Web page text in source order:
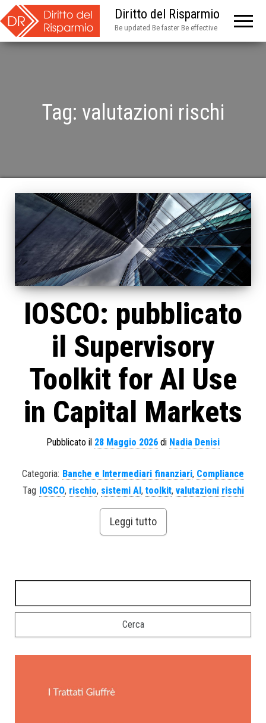
Diritto del Risparmio
Be updated Be faster Be effective
Tag: valutazioni rischi
IOSCO: pubblicato
il Supervisory
Toolkit for AI Use
in Capital Markets
Pubblicato il 28 Maggio 2026 di Nadia Denisi
Categoria: Banche e Intermediari finanziari, Compliance
Tag IOSCO, rischio, sistemi AI , toolkit, valutazioni rischi
Leggi tutto